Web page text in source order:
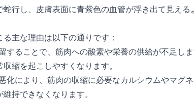
行し、皮膚表面に青紫色の血管が浮き出て見え
主な理由は以下の通りです：
することで、筋肉への酸素や栄養の供給が不足し
縮を起こしやすくなります。
化により、筋肉の収縮に必要なカルシウムやマグ
持できなくなります。